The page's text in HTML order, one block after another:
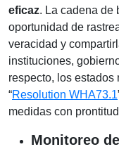
eficaz. La cadena de
oportunidad de
veracidad y
instituciones,
respecto, los estados
“Resolution WHA73.1
medidas con
Monitoreo